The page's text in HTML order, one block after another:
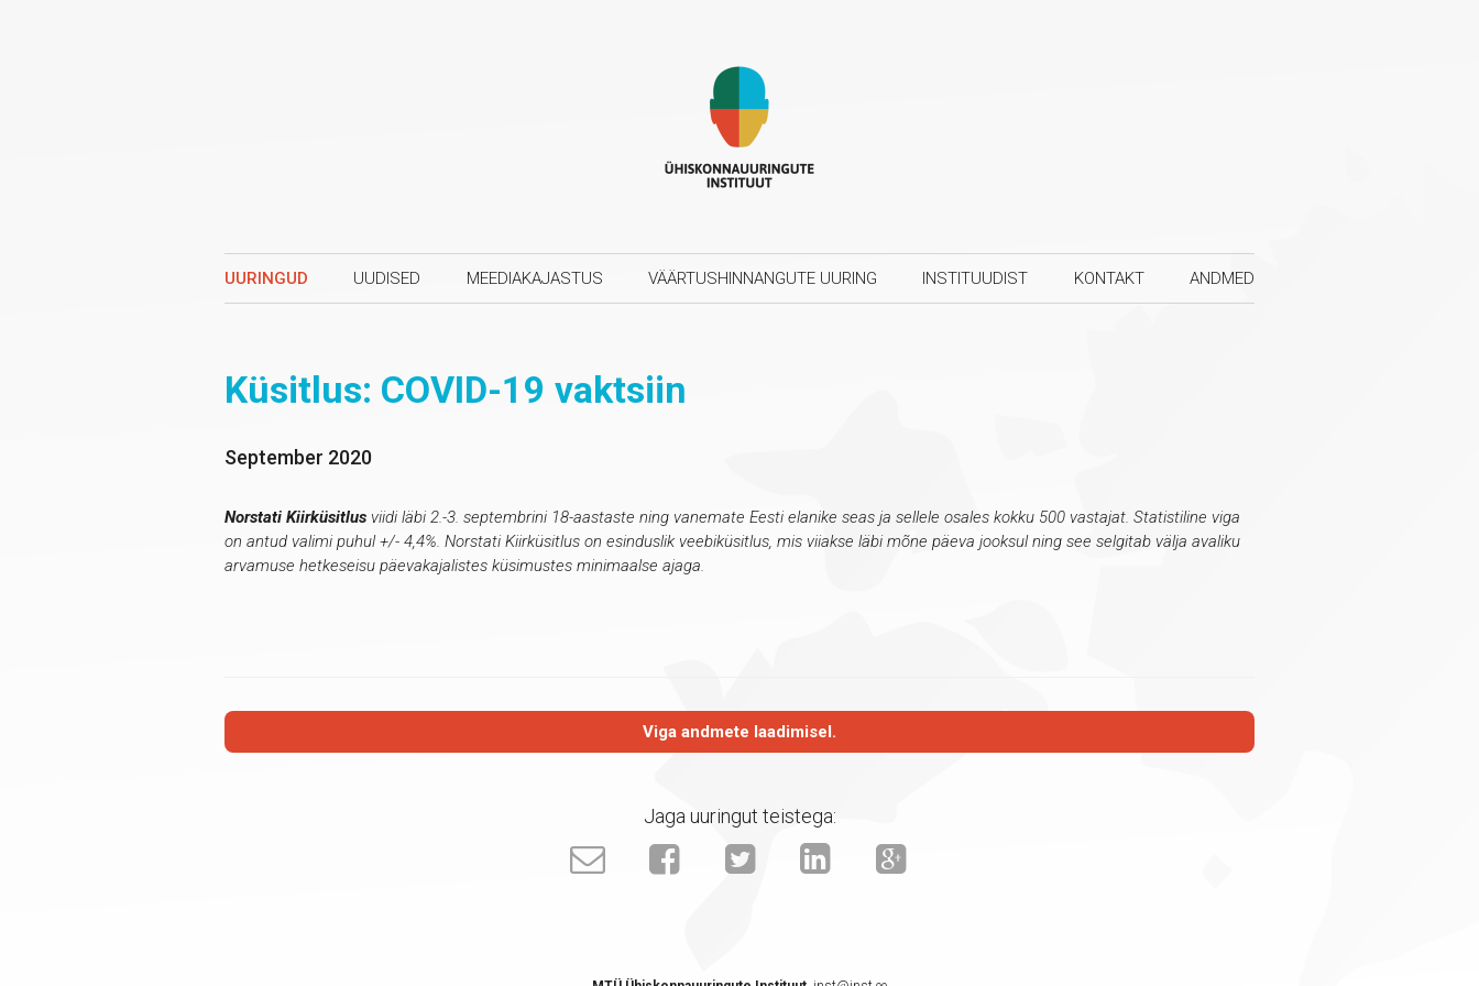
UURINGUD UUDISED MEEDIAKAJASTUS VÄÄRTUSHINNANGUTE UURING INSTITUUDIST KONTAKT ANDMED
Küsitlus: COVID-19 vaktsiin
September 2020
Norstati Kiirküsitlus viidi läbi 2.-3. septembrini 18-aastaste ning vanemate Eesti elanike seas ja sellele osales kokku 500 vastajat. Statistiline viga
on antud valimi puhul +/- 4,4%. Norstati Kiirküsitlus on esinduslik veebiküsitlus, mis viiakse läbi mõne päeva jooksul ning see selgitab välja avaliku
arvamuse hetkeseisu päevakajalistes küsimustes minimaalse ajaga.
Viga andmete laadimisel.
Jaga uuringut teistega: